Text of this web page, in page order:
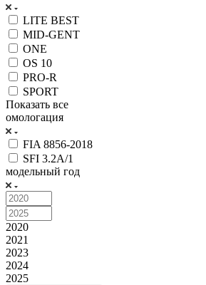
LITE BEST
MID-GENT
ONE
OS 10
PRO-R
SPORT
Показать все
омологация
FIA 8856-2018
SFI 3.2A/1
модельный год
2020
2021
2023
2024
2025